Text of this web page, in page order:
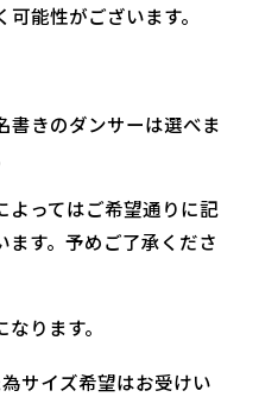
能性がございます。
きのダンサーは選べま
ってはご希望通りに記
ます。予めご了承くださ
ります。
サイズ希望はお受けい